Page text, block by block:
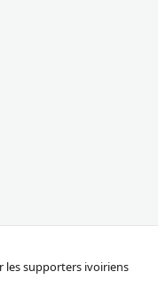
les supporters ivoiriens